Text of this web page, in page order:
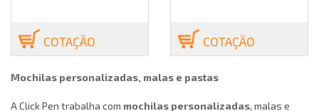
COTAÇÃO COTAÇÃO
Mochilas personalizadas, malas e pastas
A Click Pen trabalha com mochilas personalizadas, malas e